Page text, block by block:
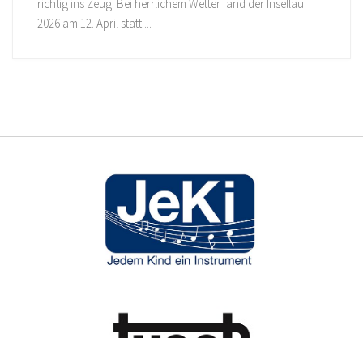
richtig ins Zeug. Bei herrlichem Wetter fand der Insellauf
2026 am 12. April statt....